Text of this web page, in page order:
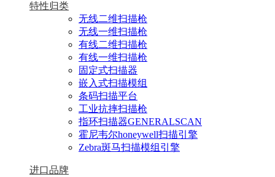
特性归类
无线二维扫描枪
无线一维扫描枪
有线二维扫描枪
有线一维扫描枪
固定式扫描器
嵌入式扫描模组
条码扫描平台
工业抗摔扫描枪
指环扫描器GENERALSCAN
霍尼韦尔honeywell扫描引擎
Zebra斑马扫描模组引擎
进口品牌